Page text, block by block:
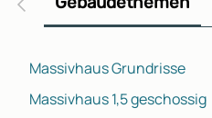
Massivhaus Grundrisse
Massivhaus 1,5 geschossig